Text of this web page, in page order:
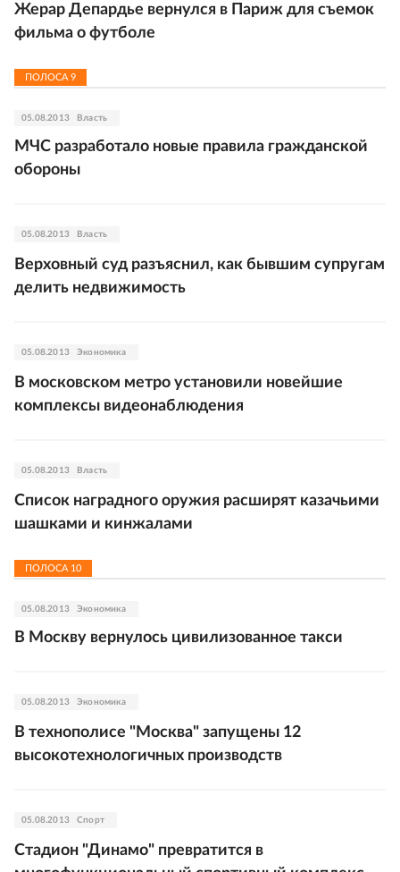
Жерар Депардье вернулся в Париж для съемок
фильма о футболе
ПОЛОСА 9
05.08.2013 Власть
МЧС разработало новые правила гражданской
обороны
05.08.2013 Власть
Верховный суд разъяснил, как бывшим супругам
делить недвижимость
05.08.2013 Экономика
В московском метро установили новейшие
комплексы видеонаблюдения
05.08.2013 Власть
Список наградного оружия расширят казачьими
шашками и кинжалами
ПОЛОСА 10
05.08.2013 Экономика
В Москву вернулось цивилизованное такси
05.08.2013 Экономика
В технополисе "Москва" запущены 12
высокотехнологичных производств
05.08.2013 Спорт
Стадион "Динамо" превратится в